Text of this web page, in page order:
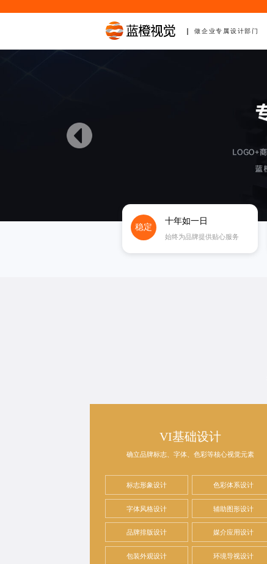
做企业专属设计部门
稳定
十年如一日
始终为品牌提供贴心服务
VI基础设计
确立品牌标志、字体、色彩等核心视觉元素
标志形象设计 色彩体系设计
字体风格设计 辅助图形设计
品牌排版设计 媒介应用设计
包装外观设计 环境导视设计